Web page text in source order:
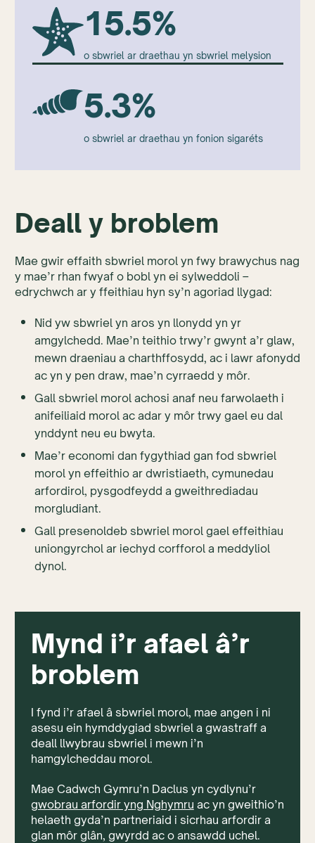
15.5%
o sbwriel ar draethau yn sbwriel melysion
5.3%
o sbwriel ar draethau yn fonion sigaréts
Deall y broblem
Mae gwir effaith sbwriel morol yn fwy brawychus nag
y mae’r rhan fwyaf o bobl yn ei sylweddoli –
edrychwch ar y ffeithiau hyn sy’n agoriad llygad:
Nid yw sbwriel yn aros yn llonydd yn yr
amgylchedd. Mae’n teithio trwy’r gwynt a’r glaw,
mewn draeniau a charthffosydd, ac i lawr afonydd
ac yn y pen draw, mae’n cyrraedd y môr.
Gall sbwriel morol achosi anaf neu farwolaeth i
anifeiliaid morol ac adar y môr trwy gael eu dal
ynddynt neu eu bwyta.
Mae’r economi dan fygythiad gan fod sbwriel
morol yn effeithio ar dwristiaeth, cymunedau
arfordirol, pysgodfeydd a gweithrediadau
morgludiant.
Gall presenoldeb sbwriel morol gael effeithiau
uniongyrchol ar iechyd corfforol a meddyliol
dynol.
Mynd i’r afael â’r
broblem
I fynd i’r afael â sbwriel morol, mae angen i ni
asesu ein hymddygiad sbwriel a gwastraff a
deall llwybrau sbwriel i mewn i’n
hamgylcheddau morol.
Mae Cadwch Gymru’n Daclus yn cydlynu’r
gwobrau arfordir yng Nghymru ac yn gweithio’n
helaeth gyda’n partneriaid i sicrhau arfordir a
glan môr glân, gwyrdd ac o ansawdd uchel.